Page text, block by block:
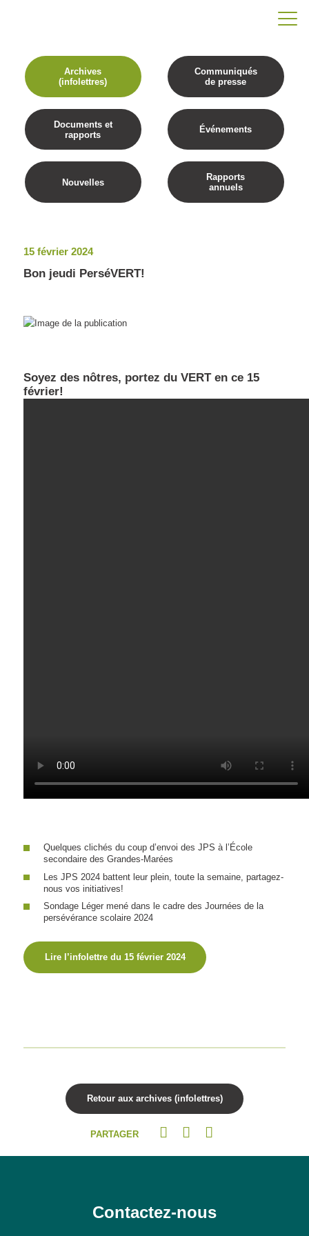
Archives
(infolettres)
Communiqués
de presse
Documents et
rapports
Événements
Nouvelles
Rapports
annuels
15 février 2024
Bon jeudi PerséVERT!
Soyez des nôtres, portez du VERT en ce 15
février!
Quelques clichés du coup d’envoi des JPS à l’École
secondaire des Grandes-Marées
Les JPS 2024 battent leur plein, toute la semaine, partagez-
nous vos initiatives!
Sondage Léger mené dans le cadre des Journées de la
persévérance scolaire 2024
Lire l’infolettre du 15 février 2024
Retour aux archives (infolettres)
PARTAGER
Contactez-nous